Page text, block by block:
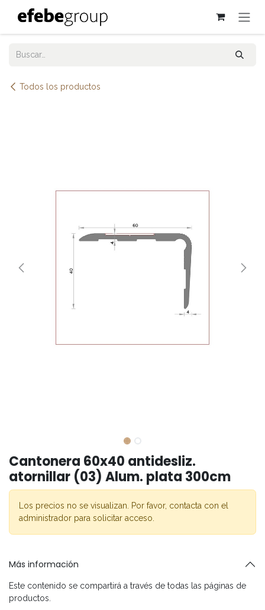
Ir al contenido
Todos los productos
Cantonera 60x40 antidesliz.
atornillar (03) Alum. plata 300cm
Los precios no se visualizan. Por favor, contacta con el
administrador para solicitar acceso.
Más información
Este contenido se compartirá a través de todas las páginas de
productos.